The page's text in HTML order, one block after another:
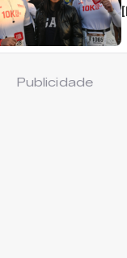
Publicidade